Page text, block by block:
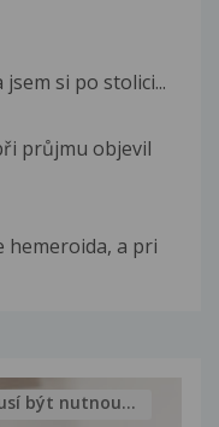
si po stolici...
průjmu objevil
hemeroida, a pri
být nutnou...